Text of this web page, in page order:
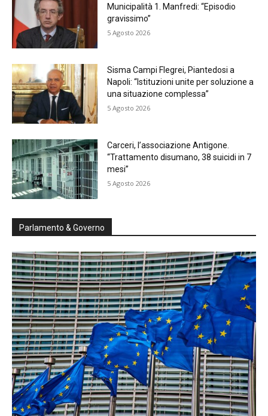
Municipalità 1. Manfredi: “Episodio
gravissimo”
5 Agosto 2026
Sisma Campi Flegrei, Piantedosi a
Napoli: “Istituzioni unite per soluzione a
una situazione complessa”
5 Agosto 2026
Carceri, l’associazione Antigone.
“Trattamento disumano, 38 suicidi in 7
mesi”
5 Agosto 2026
Parlamento & Governo